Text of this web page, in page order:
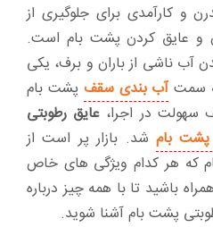
و کارآمدی برای جلوگیری از
و عایق کردن پشت بام است.
ناشی از باران و برف، یکی
به سمتآب بندی سقف پشت بام
سهولت در اجرا، عایق رطوبتی
پشت بام شد. بازار پر است از
که هر کدام ویژگی های خاص
باشید تا با همه چیز درباره
پشت بام آشنا شوید.